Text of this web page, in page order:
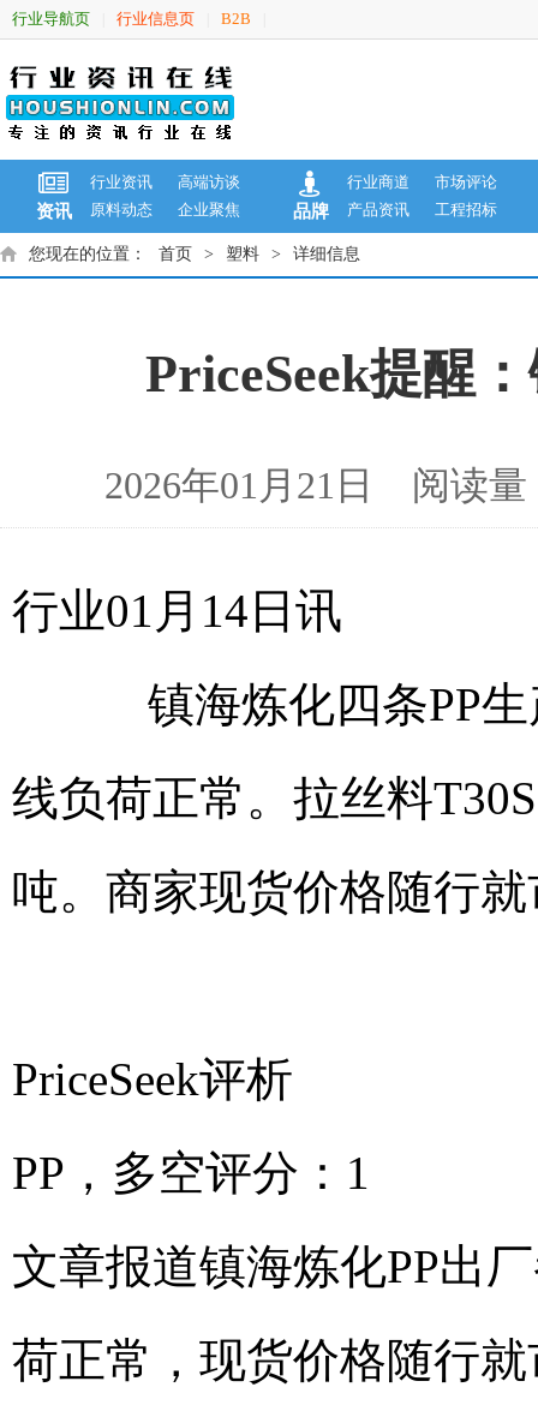
行业导航页 行业信息页 B2B
资讯
行业资讯
高端访谈
原料动态
企业聚焦 品牌
行业商道
市场评论
产品资讯
工程招标
您现在的位置： 首页 > 塑料 > 详细信息
PriceSeek提醒
2026年01月21日 阅读
行业01月14日讯
镇海炼化四条PP生
线负荷正常。拉丝料
吨。商家现货价格随行
PriceSeek评析
PP，多空评分：1
文章报道镇海炼化PP出
荷正常，现货价格随行